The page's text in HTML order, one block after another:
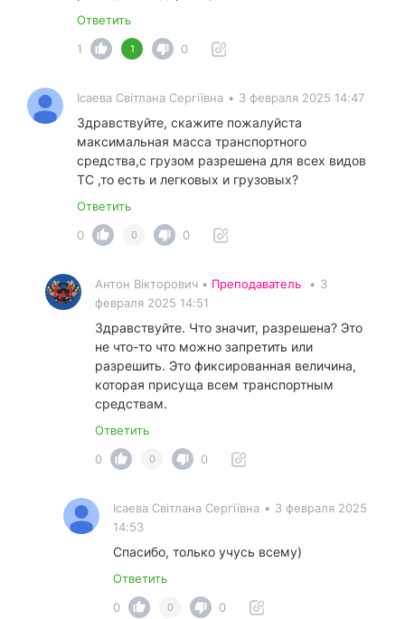
Ответить
1
1 0
Ісаева Світлана Сергіївна • 3 февраля 2025 14:47
Здравствуйте, скажите пожалуйста
максимальная масса транспортного
средства,с грузом разрешена для всех видов
ТС ,то есть и легковых и грузовых?
Ответить
0
0 0
Антон Вікторович • Преподаватель • 3
февраля 2025 14:51
Здравствуйте. Что значит, разрешена? Это
не что-то что можно запретить или
разрешить. Это фиксированная величина,
которая присуща всем транспортным
средствам.
Ответить
0
0 0
Ісаева Світлана Сергіївна • 3 февраля 2025
14:53
Спасибо, только учусь всему)
Ответить
0
0 0